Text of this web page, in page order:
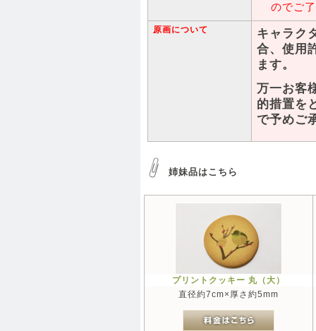
のでご
原画について
キャラク
合、使用
ます。
万一お客
的措置を
で予めご
姉妹品はこちら
プリントクッキー 丸（大）
直径約7cm×厚さ約5mm